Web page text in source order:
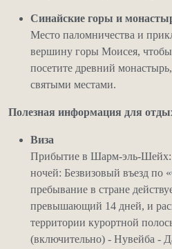
Синайские горы и
Место паломничества и
вершину горы Моисея, чтобы
посетите древний
святыми местами.
Полезная информация для
Виза
Прибытие в Шарм-эль-Шейх:
ночей: Безвизовый въезд по
пребывание в стране
превышающий 14 дней, и
территории курортной
(включительно) - Нувейба -